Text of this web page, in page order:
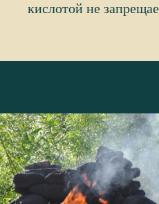
кислотой не